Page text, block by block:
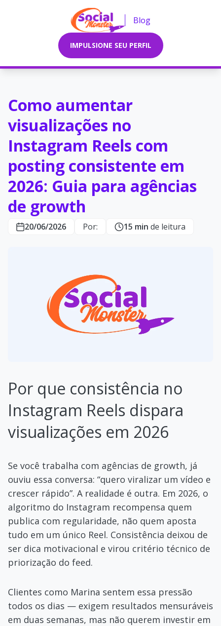
Blog
IMPULSIONE SEU PERFIL
Como aumentar
visualizações no
Instagram Reels com
posting consistente em
2026: Guia para agências
de growth
20/06/2026 Por: 15 min de leitura
Por que consistência no
Instagram Reels dispara
visualizações em 2026
Se você trabalha com agências de growth, já
ouviu essa conversa: “quero viralizar um vídeo e
crescer rápido”. A realidade é outra. Em 2026, o
algoritmo do Instagram recompensa quem
publica com regularidade, não quem aposta
tudo em um único Reel. Consistência deixou de
ser dica motivacional e virou critério técnico de
priorização do feed.
Clientes como Marina sentem essa pressão
todos os dias — exigem resultados mensuráveis
em duas semanas, mas não querem investir em